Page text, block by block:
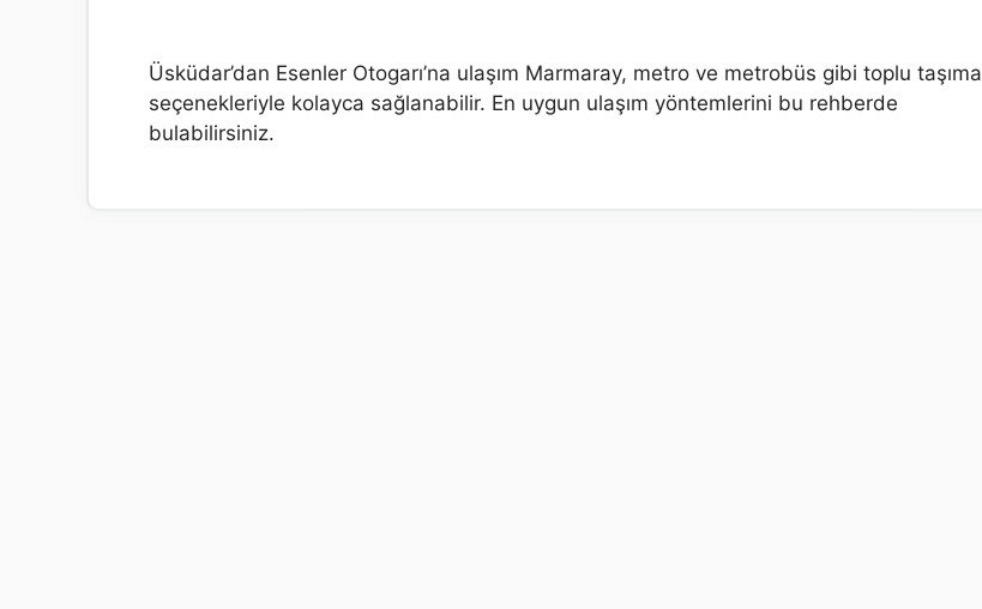
Üsküdar’dan Esenler Otogarı’na ulaşım Marmaray, metro ve metrobüs gibi toplu taşıma
seçenekleriyle kolayca sağlanabilir. En uygun ulaşım yöntemlerini bu rehberde
bulabilirsiniz.